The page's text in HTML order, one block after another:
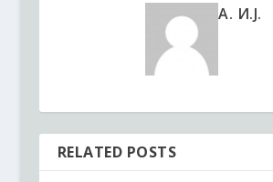
А. И.J.
RELATED POSTS